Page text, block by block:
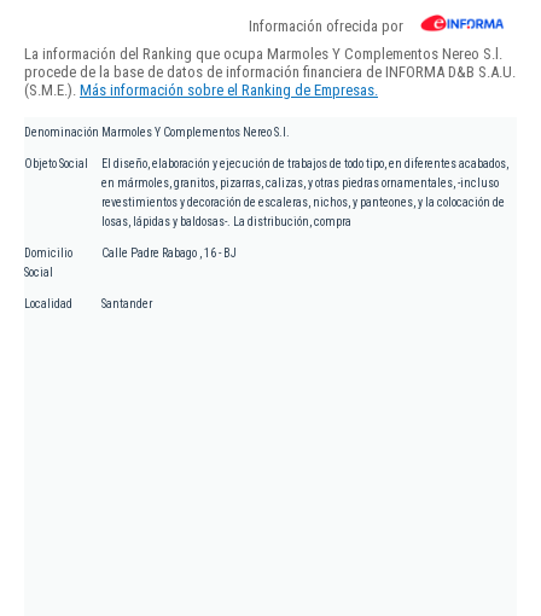
Información ofrecida por
La información del Ranking que ocupa Marmoles Y Complementos Nereo S.l.
procede de la base de datos de información financiera de INFORMA D&B S.A.U.
(S.M.E.). Más información sobre el Ranking de Empresas.
Denominación Marmoles Y Complementos Nereo S.l.
Objeto Social
El diseño, elaboración y ejecución de trabajos de todo tipo, en diferentes acabados,
en mármoles, granitos, pizarras, calizas, y otras piedras ornamentales, -incluso
revestimientos y decoración de escaleras, nichos, y panteones, y la colocación de
losas, lápidas y baldosas-. La distribución, compra
Domicilio
Social
Calle Padre Rabago , 16 - BJ
Localidad Santander